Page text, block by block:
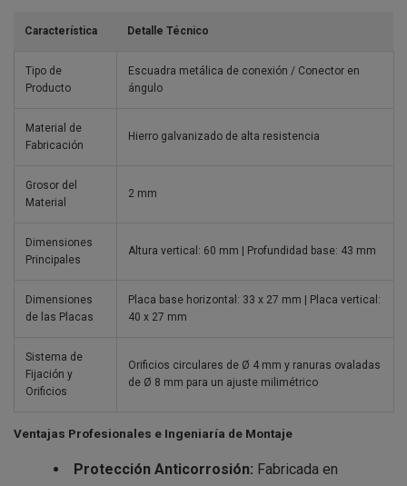
Característica Detalle Técnico
Tipo de
Producto
Escuadra metálica de conexión / Conector en
ángulo
Material de
Fabricación
Hierro galvanizado de alta resistencia
Grosor del
Material
2 mm
Dimensiones
Principales
Altura vertical: 60 mm | Profundidad base: 43 mm
Dimensiones
de las Placas
Placa base horizontal: 33 x 27 mm | Placa vertical:
40 x 27 mm
Sistema de
Fijación y
Orificios
Orificios circulares de Ø 4 mm y ranuras ovaladas
de Ø 8 mm para un ajuste milimétrico
Ventajas Profesionales e Ingeniaría de Montaje
Protección Anticorrosión: Fabricada en